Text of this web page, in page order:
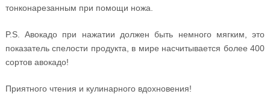
тонконарезанным при помощи ножа.
P.S. Авокадо при нажатии должен быть немного мягким, это
показатель спелости продукта, в мире насчитывается более 400
сортов авокадо!
Приятного чтения и кулинарного вдохновения!